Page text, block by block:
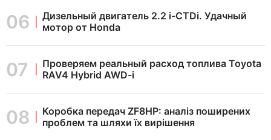
Дизельный двигатель 2.2 i-CTDi. Удачный
мотор от Honda
Проверяем реальный расход топлива Toyota
RAV4 Hybrid AWD-i
Коробка передач ZF8HP: аналіз поширених
проблем та шляхи їх вирішення